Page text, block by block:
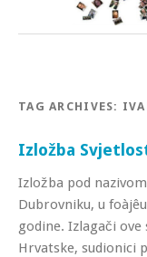
TAG ARCHIVES:
Izložba
Izložba pod
Dubrovniku, u
godine. Izlagači
Hrvatske, sudionici